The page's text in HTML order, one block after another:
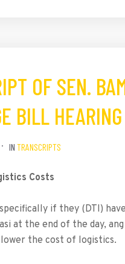
OF SEN.
BILL HEARING
IN TRANSCRIPTS
Costs
if they (DTI)
at the end of the day,
the cost of logistics.